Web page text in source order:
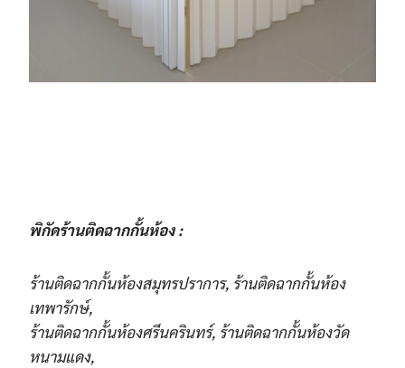
พิกัดร้านติดฉากกั้นห้อง :
ร้านติดฉากกั้นห้องสมุทรปราการ, ร้านติดฉากกั้นห้อง
เทพารักษ์,
ร้านติดฉากกั้นห้องศรีนครินทร์, ร้านติดฉากกั้นห้องวัด
หนามแดง,